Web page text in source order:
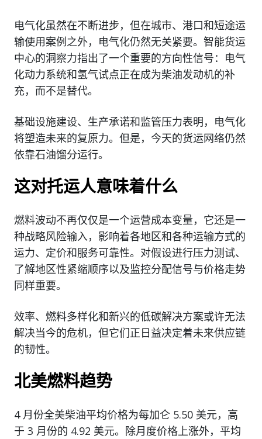
电气化虽然在不断进步，但在城市、港口和短途运
输使用案例之外，电气化仍然无关紧要。智能货运
中心的洞察力指出了一个重要的方向性信号：电气
化动力系统和氢气试点正在成为柴油发动机的补
充，而不是替代。
基础设施建设、生产承诺和监管压力表明，电气化
将塑造未来的复原力。但是，今天的货运网络仍然
依靠石油馏分运行。
这对托运人意味着什么
燃料波动不再仅仅是一个运营成本变量，它还是一
种战略风险输入，影响着各地区和各种运输方式的
运力、定价和服务可靠性。对假设进行压力测试、
了解地区性紧缩顺序以及监控分配信号与价格走势
同样重要。
效率、燃料多样化和新兴的低碳解决方案或许无法
解决当今的危机，但它们正日益决定着未来供应链
的韧性。
北美燃料趋势
4 月份全美柴油平均价格为每加仑 5.50 美元，高
于 3 月份的 4.92 美元。除月度价格上涨外，平均